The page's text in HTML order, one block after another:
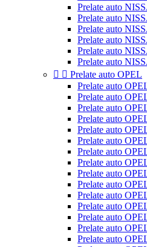
Prelate auto
Prelate auto
Prelate auto
Prelate auto
Prelate auto
Prelate auto
  Prelate auto OPEL
Prelate auto
Prelate auto
Prelate auto
Prelate auto
Prelate auto
Prelate auto
Prelate auto
Prelate auto
Prelate auto
Prelate auto
Prelate auto
Prelate auto
Prelate auto
Prelate auto
Prelate auto